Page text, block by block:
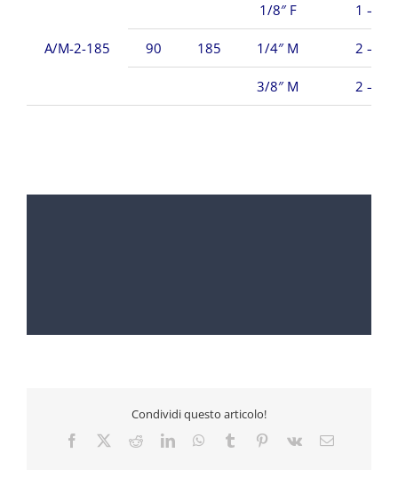
A/M-2-185
1/8″ F 1 –
90 185 1/4″ M 2 –
3/8″ M 2 –
Condividi questo articolo!
Facebook RedditLinkedInWhatsApp
Tumblr Pinterest
Vk Email